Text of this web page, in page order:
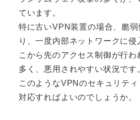
ています。
特に古いVPN装置の場合、脆弱
り、一度内部ネットワークに侵
こから先のアクセス制御が行
多く、悪用されやすい状況です
このようなVPNのセキュリティ
対応すればよいのでしょうか。